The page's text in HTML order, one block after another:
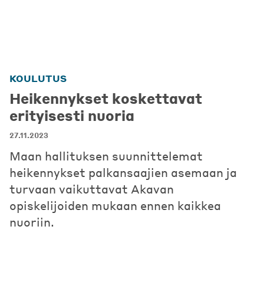
KOULUTUS
Heikennykset koskettavat
erityisesti nuoria
27.11.2023
Maan hallituksen suunnittelemat
heikennykset palkansaajien asemaan ja
turvaan vaikuttavat Akavan
opiskelijoiden mukaan ennen kaikkea
nuoriin.